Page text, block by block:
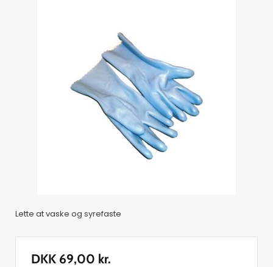
Lette at vaske og syrefaste
DKK 69,00 kr.